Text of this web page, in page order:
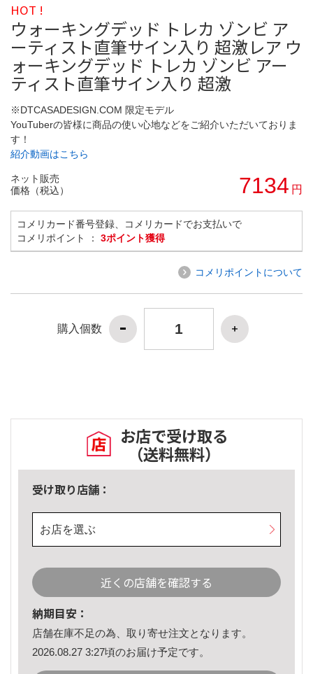
HOT !
ウォーキングデッド トレカ ゾンビ ア
ーティスト直筆サイン入り 超激レア ウ
ォーキングデッド トレカ ゾンビ アー
ティスト直筆サイン入り 超激
※DTCASADESIGN.COM 限定モデル
YouTuberの皆様に商品の使い心地などをご紹介いただいておりま
す！
紹介動画はこちら
ネット販売
価格（税込）
7134 円
コメリカード番号登録、コメリカードでお支払いで
コメリポイント ： 3ポイント獲得
コメリポイントについて
購入個数
お店で受け取る
（送料無料）
受け取り店舗：
お店を選ぶ
近くの店舗を確認する
納期目安：
店舗在庫不足の為、取り寄せ注文となります。
2026.08.27 3:27頃のお届け予定です。